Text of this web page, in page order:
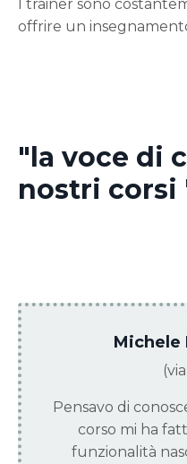
I trainer sono
offrire un
"la voce di
nostri corsi
Michele
Pensavo di
corso mi ha
funzionalità